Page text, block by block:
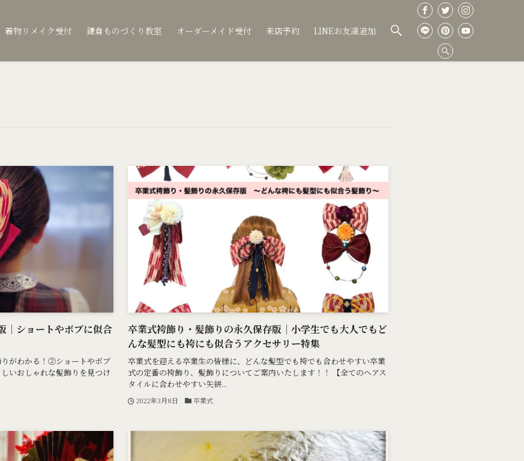
着物リメイク受付 鎌倉ものづくり教室 オーダーメイド受付 来店予約 LINEお友達追加
｜ショートやボブに似合
がわかる！②ショートやボブ
いおしゃれな髪飾りを見つけ
卒業式袴飾り・髪飾りの永久保存版｜小学生でも大人でもど
んな髪型にも袴にも似合うアクセサリー特集
卒業式を迎える卒業生の皆様に、どんな髪型でも袴でも合わせやすい卒業
式の定番の袴飾り、髪飾りについてご案内いたします！！ 【全てのヘアス
タイルに合わせやすい矢絣...
2022年3月8日 卒業式